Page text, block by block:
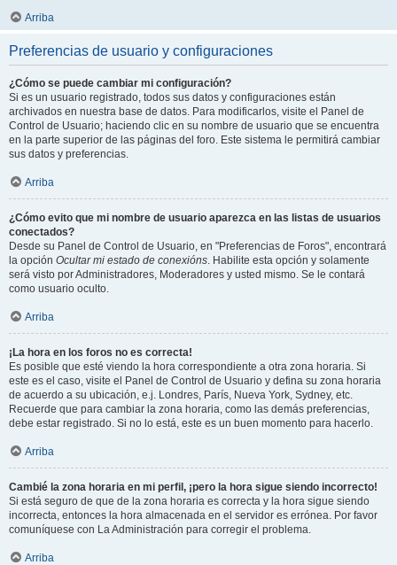
Arriba
Preferencias de usuario y configuraciones
¿Cómo se puede cambiar mi configuración?
Si es un usuario registrado, todos sus datos y configuraciones están
archivados en nuestra base de datos. Para modificarlos, visite el Panel de
Control de Usuario; haciendo clic en su nombre de usuario que se encuentra
en la parte superior de las páginas del foro. Este sistema le permitirá cambiar
sus datos y preferencias.
Arriba
¿Cómo evito que mi nombre de usuario aparezca en las listas de usuarios
conectados?
Desde su Panel de Control de Usuario, en "Preferencias de Foros", encontrará
la opción Ocultar mi estado de conexións. Habilite esta opción y solamente
será visto por Administradores, Moderadores y usted mismo. Se le contará
como usuario oculto.
Arriba
¡La hora en los foros no es correcta!
Es posible que esté viendo la hora correspondiente a otra zona horaria. Si
este es el caso, visite el Panel de Control de Usuario y defina su zona horaria
de acuerdo a su ubicación, e.j. Londres, París, Nueva York, Sydney, etc.
Recuerde que para cambiar la zona horaria, como las demás preferencias,
debe estar registrado. Si no lo está, este es un buen momento para hacerlo.
Arriba
Cambié la zona horaria en mi perfil, ¡pero la hora sigue siendo incorrecto!
Si está seguro de que de la zona horaria es correcta y la hora sigue siendo
incorrecta, entonces la hora almacenada en el servidor es errónea. Por favor
comuníquese con La Administración para corregir el problema.
Arriba